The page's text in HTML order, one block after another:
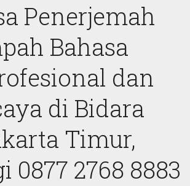
Penerjemah
Bahasa
dan
di Bidara
Timur,
0877 2768 8883